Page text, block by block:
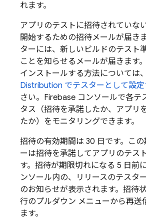
れます。
アプリのテストに招待されていな
開始するための招待メールが届き
ターには、新しいビルドのテスト
ことを知らせるメールが届きます
インストールする方法については、
Distribution でテスターとして設定
さい。 Firebase コンソールで各テ
タス（招待を承諾したか、アプリ
たか）をモニタリングできます。
招待の有効期間は 30 日です。こ
ーは招待を承諾してアプリのテス
す。招待が期限切れになる 5 日前に
ンソール内の、リリースのテスタ
のお知らせが表示されます。招待
行のプルダウン メニューから再送
ます。